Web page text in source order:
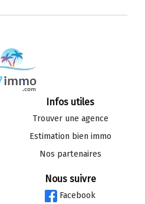
Infos utiles
Trouver une agence
Estimation bien immo
Nos partenaires
Nous suivre
Facebook